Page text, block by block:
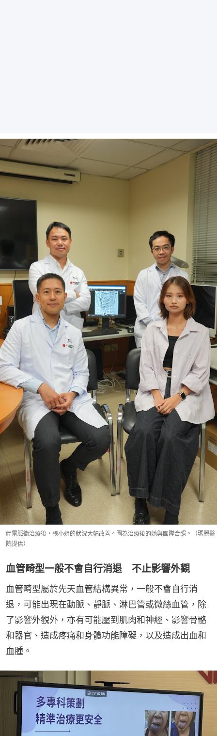
經電脈衝治療後，張小姐的狀況大幅改善。圖為治療後的她與團隊合照。（瑪麗醫
院提供）
血管畸型一般不會自行消退 不止影響外觀
血管畸型屬於先天血管結構異常，一般不會自行消
退，可能出現在動脈、靜脈、淋巴管或微絲血管，除
了影響外觀外，亦有可能壓到肌肉和神經、影響骨骼
和器官、造成疼痛和身體功能障礙，以及造成出血和
血腫。